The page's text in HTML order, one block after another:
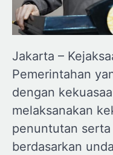
Jakarta –
Pemerintahan
dengan
melaksanakan
penuntutan
berdasarkan